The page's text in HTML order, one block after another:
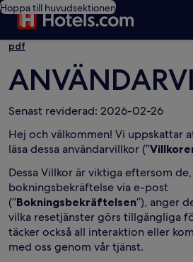
Hoppa till huvudsektionen
pdf
Senast reviderad: 2026-02-26
Hej och välkommen! Vi uppskattar
läsa dessa användarvillkor (”
Dessa Villkor är viktiga eftersom
bokningsbekräftelse via e-post
(”Bokningsbekräftelsen”), anger
vilka resetjänster görs tillgängliga
täcker också all interaktion eller
med oss genom vår tjänst.